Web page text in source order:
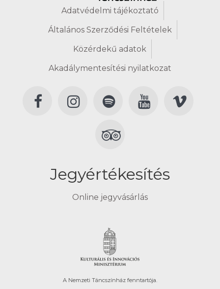
Adatvédelmi tájékoztató
Általános Szerződési Feltételek
Közérdekű adatok
Akadálymentesítési nyilatkozat
Jegyértékesítés
Online jegyvásárlás
A Nemzeti Táncszínház fenntartója.